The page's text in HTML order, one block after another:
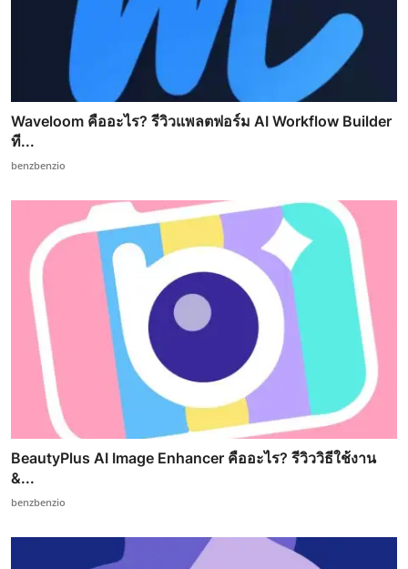
Waveloom คืออะไร? รีวิวแพลตฟอร์ม AI Workflow Builder
ที...
benzbenzio
BeautyPlus AI Image Enhancer คืออะไร? รีวิววิธีใช้งาน
&...
benzbenzio